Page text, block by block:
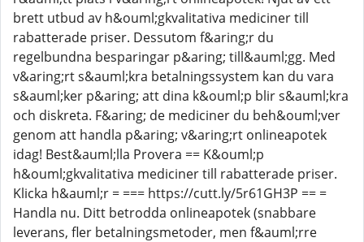
brett utbud av h&ouml;gkvalitativa mediciner till
rabatterade priser. Dessutom f&aring;r du
regelbundna besparingar p&aring; till&auml;gg. Med
v&aring;rt s&auml;kra betalningssystem kan du vara
s&auml;ker p&aring; att dina k&ouml;p blir s&auml;kra
och diskreta. F&aring; de mediciner du beh&ouml;ver
genom att handla p&aring; v&aring;rt onlineapotek
idag! Best&auml;lla Provera == K&ouml;p
h&ouml;gkvalitativa mediciner till rabatterade priser.
Klicka h&auml;r = === https://cutt.ly/5r61GH3P == =
Handla nu. Ditt betrodda onlineapotek (snabbare
leverans, fler betalningsmetoder, men f&auml;rre